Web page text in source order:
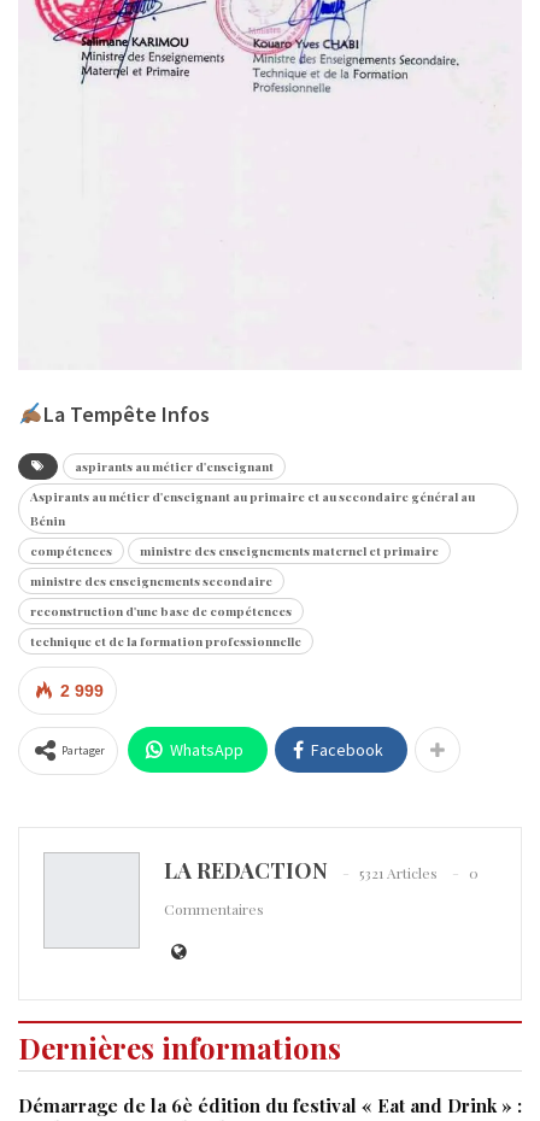
La Tempête Infos
aspirants au métier d'enseignant
Aspirants au métier d'enseignant au primaire et au secondaire général au
Bénin
compétences
ministre des enseignements maternel et primaire
ministre des enseignements secondaire
reconstruction d'une base de compétences
technique et de la formation professionnelle
2 999
Partager WhatsApp Facebook
LA REDACTION 5321 Articles
0
Commentaires
Dernières informations
Démarrage de la 6è édition du festival « Eat and Drink » :